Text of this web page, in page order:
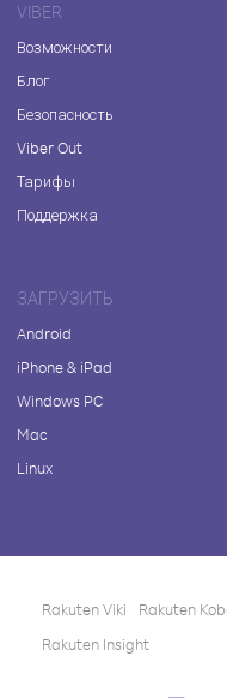
VIBER
Возможности
Блог
Безопасность
Viber Out
Тарифы
Поддержка
ЗАГРУЗИТЬ
Android
iPhone & iPad
Windows PC
Mac
Linux
Rakuten Viki Rakuten
Rakuten Insight